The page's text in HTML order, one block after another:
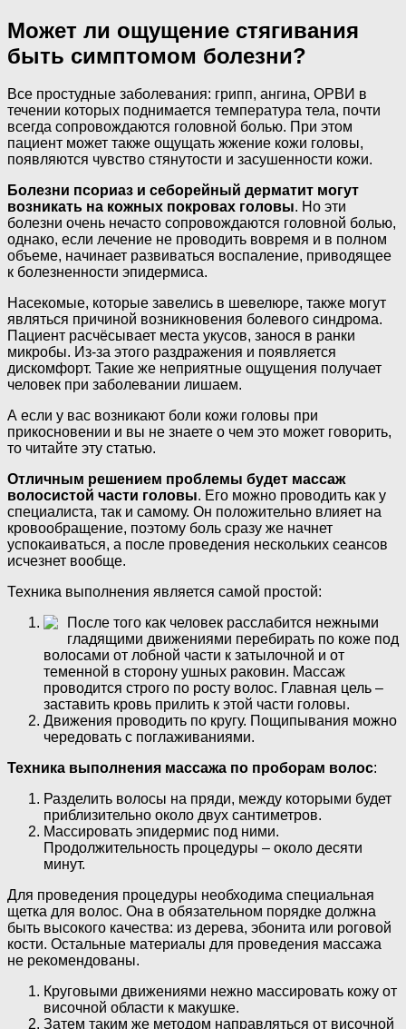
Может ли ощущение стягивания
быть симптомом болезни?
Все простудные заболевания: грипп, ангина, ОРВИ в
течении которых поднимается температура тела, почти
всегда сопровождаются головной болью. При этом
пациент может также ощущать жжение кожи головы,
появляются чувство стянутости и засушенности кожи.
Болезни псориаз и себорейный дерматит могут
возникать на кожных покровах головы. Но эти
болезни очень нечасто сопровождаются головной болью,
однако, если лечение не проводить вовремя и в полном
объеме, начинает развиваться воспаление, приводящее
к болезненности эпидермиса.
Насекомые, которые завелись в шевелюре, также могут
являться причиной возникновения болевого синдрома.
Пациент расчёсывает места укусов, занося в ранки
микробы. Из-за этого раздражения и появляется
дискомфорт. Такие же неприятные ощущения получает
человек при заболевании лишаем.
А если у вас возникают боли кожи головы при
прикосновении и вы не знаете о чем это может говорить,
то читайте эту статью.
Отличным решением проблемы будет массаж
волосистой части головы. Его можно проводить как у
специалиста, так и самому. Он положительно влияет на
кровообращение, поэтому боль сразу же начнет
успокаиваться, а после проведения нескольких сеансов
исчезнет вообще.
Техника выполнения является самой простой:
После того как человек расслабится нежными
гладящими движениями перебирать по коже под
волосами от лобной части к затылочной и от
теменной в сторону ушных раковин. Массаж
проводится строго по росту волос. Главная цель –
заставить кровь прилить к этой части головы.
Движения проводить по кругу. Пощипывания можно
чередовать с поглаживаниями.
Техника выполнения массажа по проборам волос:
Разделить волосы на пряди, между которыми будет
приблизительно около двух сантиметров.
Массировать эпидермис под ними.
Продолжительность процедуры – около десяти
минут.
Для проведения процедуры необходима специальная
щетка для волос. Она в обязательном порядке должна
быть высокого качества: из дерева, эбонита или роговой
кости. Остальные материалы для проведения массажа
не рекомендованы.
Круговыми движениями нежно массировать кожу от
височной области к макушке.
Затем таким же методом направляться от височной